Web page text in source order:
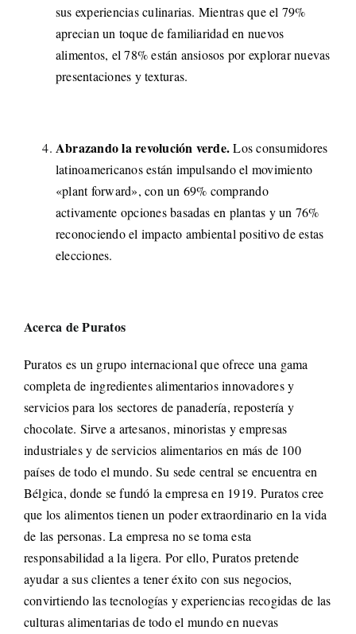
sus experiencias culinarias. Mientras que el 79%
aprecian un toque de familiaridad en nuevos
alimentos, el 78% están ansiosos por explorar nuevas
presentaciones y texturas.
Abrazando la revolución verde.Los consumidores
latinoamericanos están impulsando el movimiento
«plant forward», con un 69% comprando
activamente opciones basadas en plantas y un 76%
reconociendo el impacto ambiental positivo de estas
elecciones.
Acerca de Puratos
Puratos es un grupo internacional que ofrece una gama
completa de ingredientes alimentarios innovadores y
servicios para los sectores de panadería, repostería y
chocolate. Sirve a artesanos, minoristas y empresas
industriales y de servicios alimentarios en más de 100
países de todo el mundo. Su sede central se encuentra en
Bélgica, donde se fundó la empresa en 1919. Puratos cree
que los alimentos tienen un poder extraordinario en la vida
de las personas. La empresa no se toma esta
responsabilidad a la ligera. Por ello, Puratos pretende
ayudar a sus clientes a tener éxito con sus negocios,
convirtiendo las tecnologías y experiencias recogidas de las
culturas alimentarias de todo el mundo en nuevas